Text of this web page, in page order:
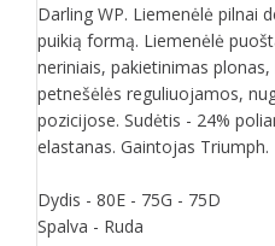
Darling WP. Liemenėlė pilnai
puikią formą. Liemenėlė
neriniais, pakietinimas
petnešėlės reguliuojamos,
pozicijose. Sudėtis - 24%
elastanas. Gaintojas Triumph.
Dydis - 80E - 75G - 75D
Spalva - Ruda